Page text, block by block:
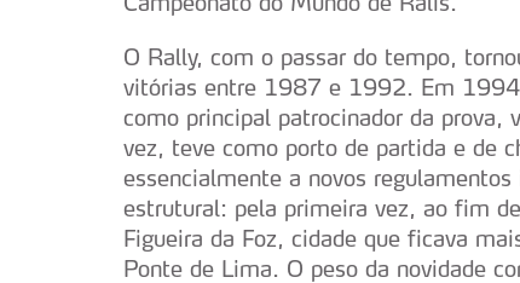
Consulte a política de
O Rally, com o passar do tempo,
vitórias entre 1987 e 1992. Em
como principal patrocinador da
vez, teve como porto de partida e de
essencialmente a novos
estrutural: pela primeira vez, ao fim
Figueira da Foz, cidade que ficava
Ponte de Lima. O peso da novidade